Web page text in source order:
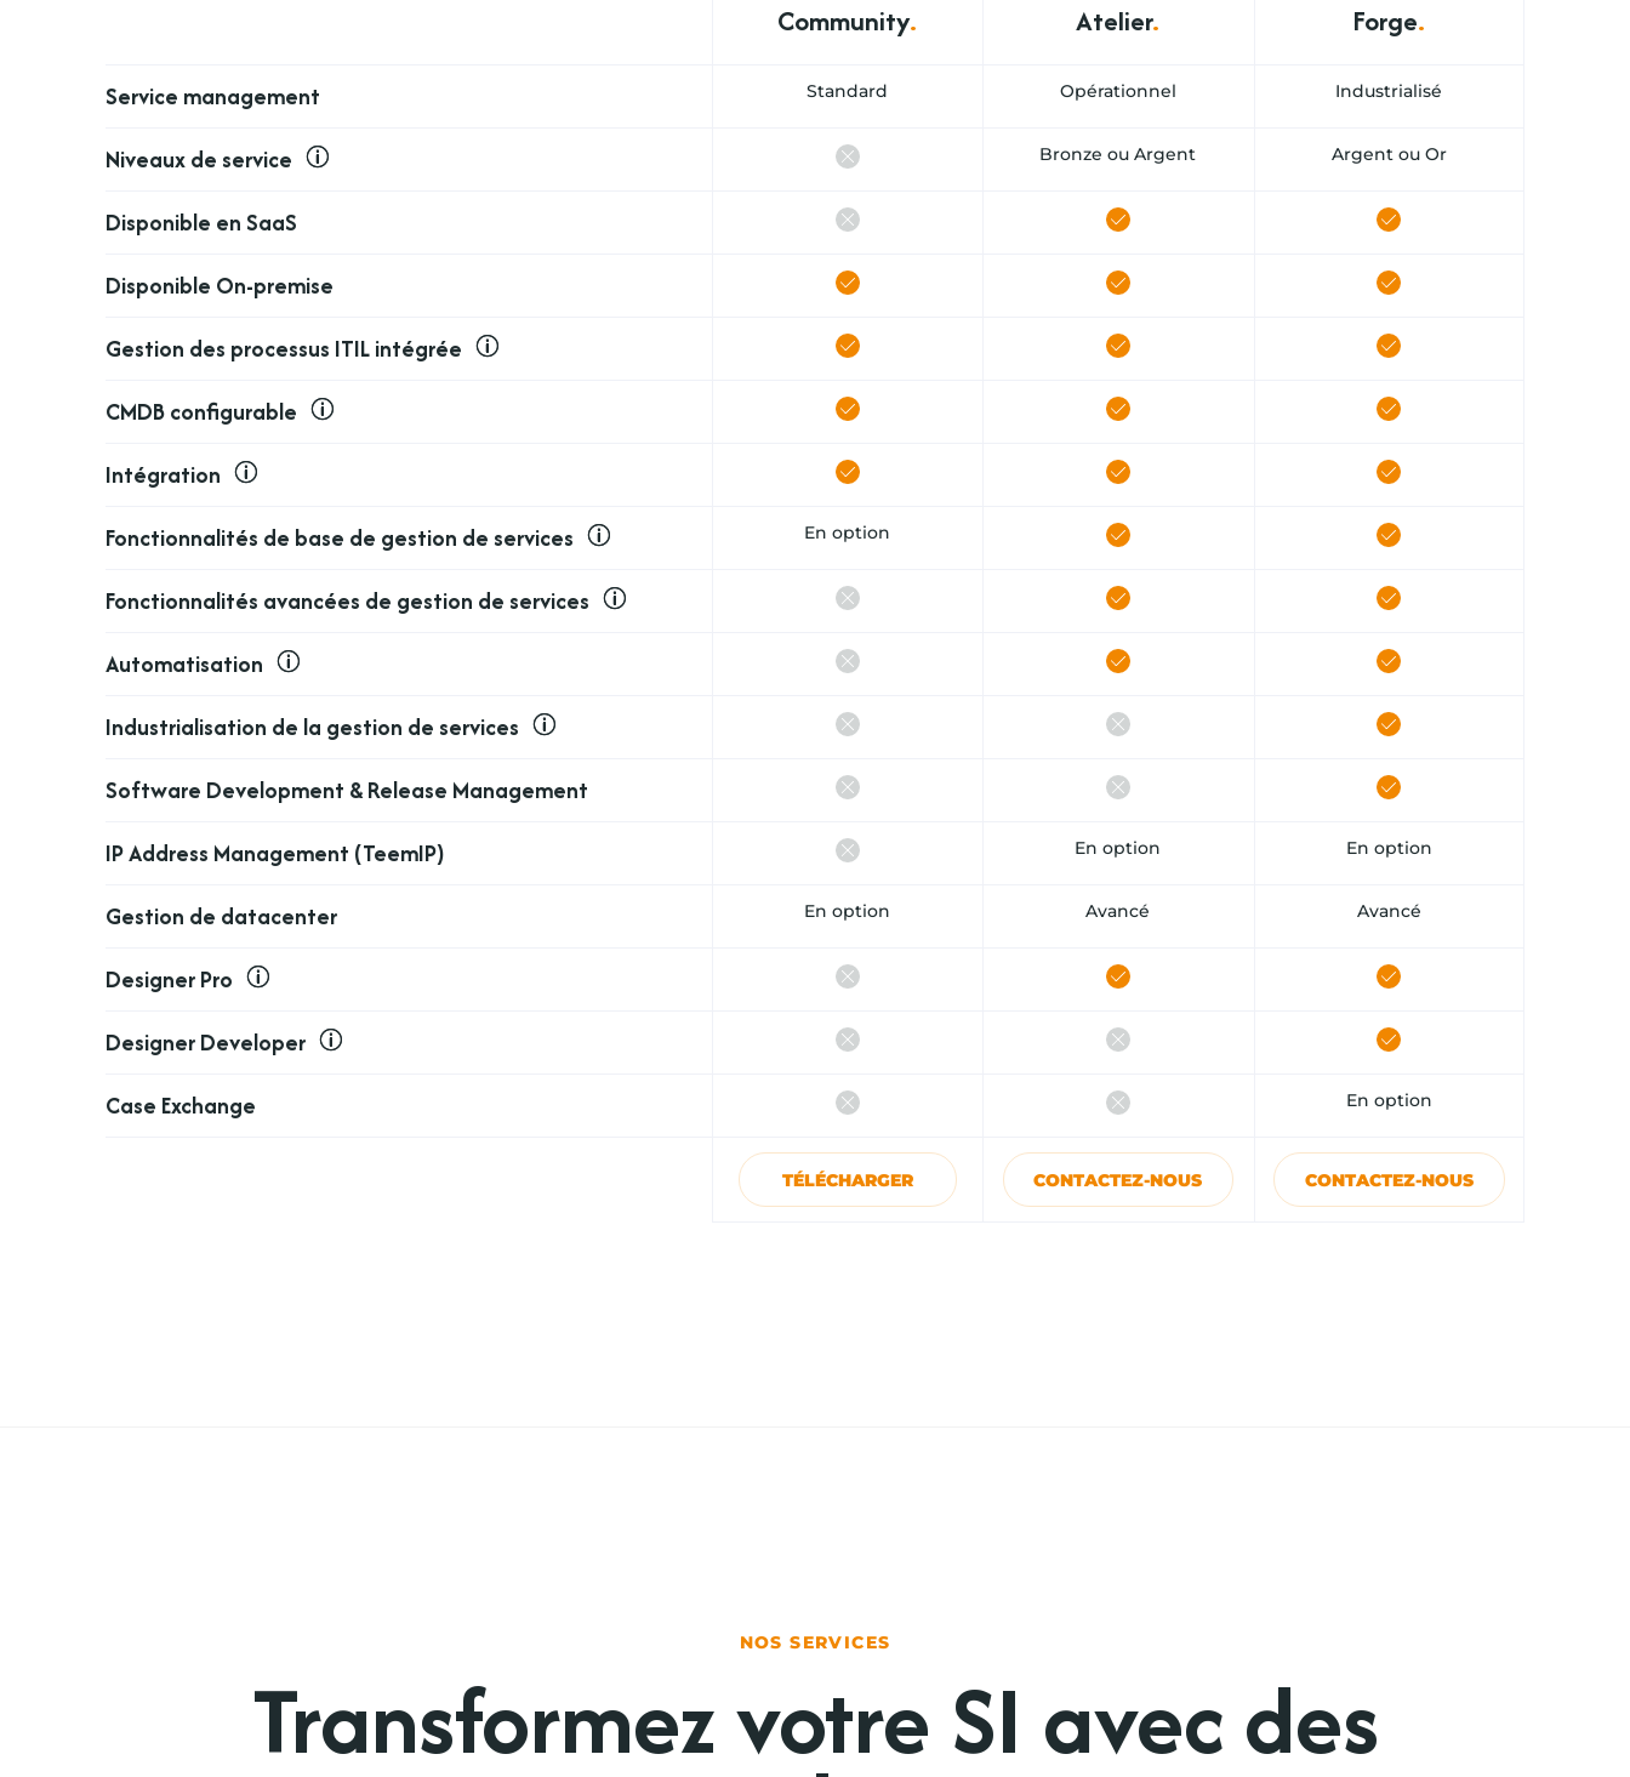
Community. Atelier. Forge.
Service management Standard Opérationnel Industrialisé
Niveaux de service Bronze ou Argent Argent ou Or
Disponible en SaaS
Disponible On-premise
Gestion des processus ITIL intégrée
CMDB configurable
Intégration
Fonctionnalités de base de gestion de services
En option
Fonctionnalités avancées de gestion de services
Automatisation
Industrialisation de la gestion de services
Software Development & Release Management
IP Address Management (TeemIP)
En option En option
Gestion de datacenter En option Avancé Avancé
Designer Pro
Designer Developer
Case Exchange
En option
TÉLÉCHARGER CONTACTEZ-NOUS CONTACTEZ-NOUS
NOS SERVICES
Transformez votre SI avec des